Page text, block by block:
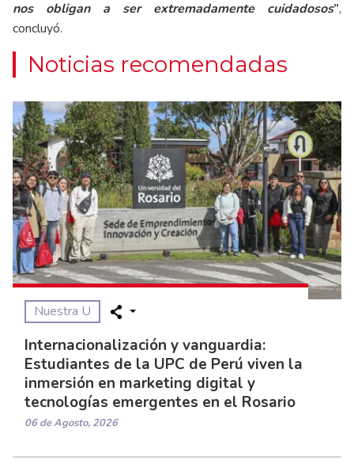
nos obligan a ser extremadamente cuidadosos”,
concluyó.
Noticias recomendadas
Nuestra U
Internacionalización y vanguardia:
Estudiantes de la UPC de Perú viven la
inmersión en marketing digital y
tecnologías emergentes en el Rosario
06 de Agosto, 2026